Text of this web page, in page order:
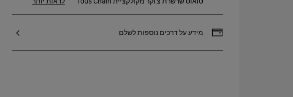
מידע על דרכים נוספות לשלם